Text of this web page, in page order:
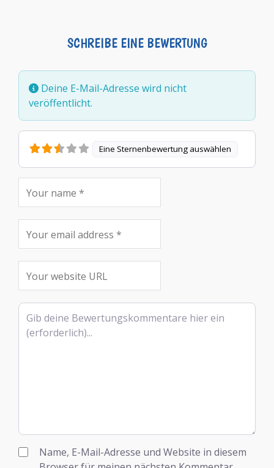
SCHREIBE EINE BEWERTUNG
Deine E-Mail-Adresse wird nicht
veröffentlicht.
Eine Sternenbewertung auswählen
Rezensionstext
Name, E-Mail-Adresse und Website in diesem